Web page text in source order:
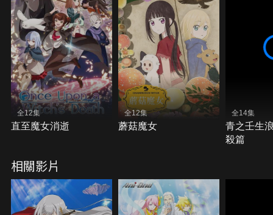
全12集
直至魔女消逝
全12集
蘑菇魔女
全14集
青之壬生
殺篇
相關影片